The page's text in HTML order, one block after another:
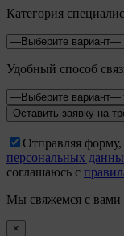
Категория
Удобный способ
Отправляя форму,
персональных
соглашаюсь с
Мы свяжемся с вами
×